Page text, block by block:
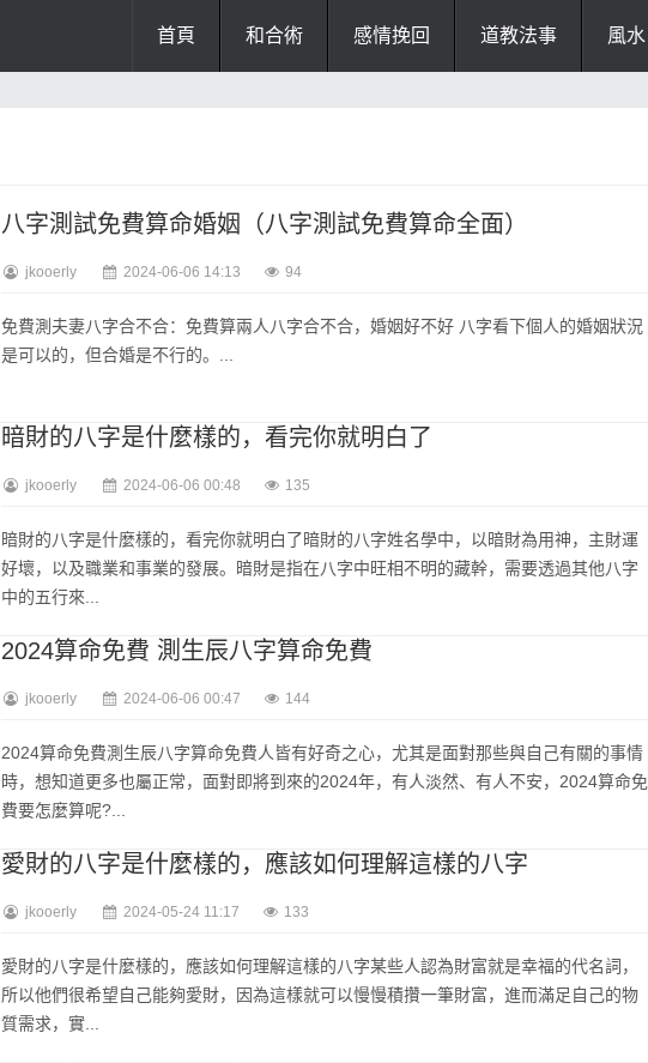
首頁 和合術 感情挽回 道教法事 風水
八字測試免費算命婚姻（八字測試免費算命全面）
jkooerly 2024-06-06 14:13 94
免費測夫妻八字合不合：免費算兩人八字合不合，婚姻好不好 八字看下個人的婚姻狀況
是可以的，但合婚是不行的。...
暗財的八字是什麼樣的，看完你就明白了
jkooerly 2024-06-06 00:48 135
暗財的八字是什麼樣的，看完你就明白了暗財的八字姓名學中，以暗財為用神，主財運
好壞，以及職業和事業的發展。暗財是指在八字中旺相不明的藏幹，需要透過其他八字
中的五行來...
2024算命免費 測生辰八字算命免費
jkooerly 2024-06-06 00:47 144
2024算命免費測生辰八字算命免費人皆有好奇之心，尤其是面對那些與自己有關的事情
時，想知道更多也屬正常，面對即將到來的2024年，有人淡然、有人不安，2024算命免
費要怎麼算呢?...
愛財的八字是什麼樣的，應該如何理解這樣的八字
jkooerly 2024-05-24 11:17 133
愛財的八字是什麼樣的，應該如何理解這樣的八字某些人認為財富就是幸福的代名詞，
所以他們很希望自己能夠愛財，因為這樣就可以慢慢積攢一筆財富，進而滿足自己的物
質需求，實...